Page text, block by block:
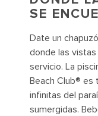
SE
Date un
donde las
servicio. La
Beach Club® es
infinitas del
sumergidas.